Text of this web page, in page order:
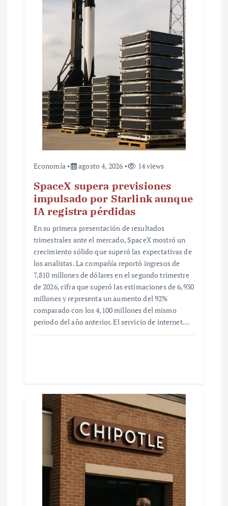
Economía agosto 4, 2026 14 views
SpaceX supera previsiones
impulsado por Starlink aunque
IA registra pérdidas
En su primera presentación de resultados
trimestrales ante el mercado, SpaceX mostró un
crecimiento sólido que superó las expectativas de
los analistas. La compañía reportó ingresos de
7,810 millones de dólares en el segundo trimestre
de 2026, cifra que superó las estimaciones de 6,930
millones y representa un aumento del 92%
comparado con los 4,100 millones del mismo
periodo del año anterior. El servicio de internet…